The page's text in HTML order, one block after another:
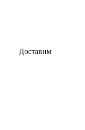
Доставим